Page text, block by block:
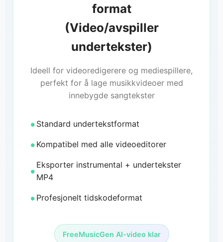
format
(Video/avspiller
undertekster)
Ideell for videoredigerere og mediespillere,
perfekt for å lage musikkvideoer med
innebygde sangtekster
Standard undertekstformat
Kompatibel med alle videoeditorer
Eksporter instrumental + undertekster
MP4
Profesjonelt tidskodeformat
FreeMusicGen AI-video klar